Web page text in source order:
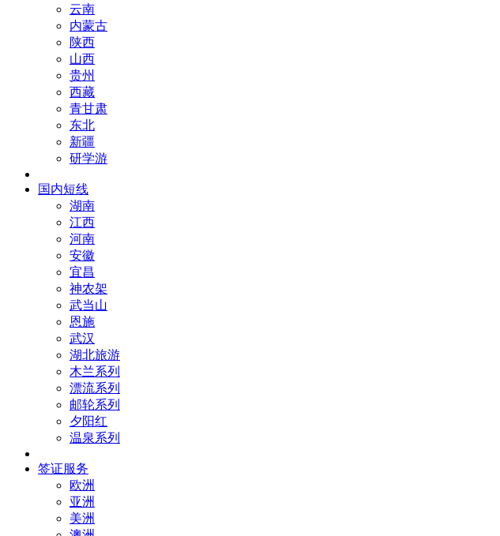
云南
内蒙古
陕西
山西
贵州
西藏
青甘肃
东北
新疆
研学游
国内短线
湖南
江西
河南
安徽
宜昌
神农架
武当山
恩施
武汉
湖北旅游
木兰系列
漂流系列
邮轮系列
夕阳红
温泉系列
签证服务
欧洲
亚洲
美洲